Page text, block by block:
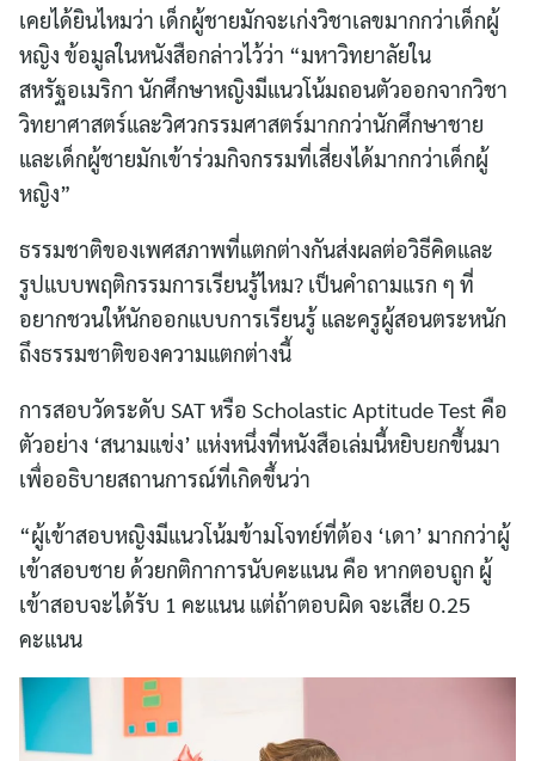
เคยได้ยินไหมว่า เด็กผู้ชายมักจะเก่งวิชาเลขมากกว่าเด็กผู้
หญิง ข้อมูลในหนังสือกล่าวไว้ว่า “มหาวิทยาลัยใน
สหรัฐอเมริกา นักศึกษาหญิงมีแนวโน้มถอนตัวออกจากวิชา
วิทยาศาสตร์และวิศวกรรมศาสตร์มากกว่านักศึกษาชาย
และเด็กผู้ชายมักเข้าร่วมกิจกรรมที่เสี่ยงได้มากกว่าเด็กผู้
หญิง”
ธรรมชาติของเพศสภาพที่แตกต่างกันส่งผลต่อวิธีคิดและ
รูปแบบพฤติกรรมการเรียนรู้ไหม? เป็นคำถามแรก ๆ ที่
อยากชวนให้นักออกแบบการเรียนรู้ และครูผู้สอนตระหนัก
ถึงธรรมชาติของความแตกต่างนี้
การสอบวัดระดับ SAT หรือ Scholastic Aptitude Test คือ
ตัวอย่าง ‘สนามแข่ง’ แห่งหนึ่งที่หนังสือเล่มนี้หยิบยกขึ้นมา
เพื่ออธิบายสถานการณ์ที่เกิดขึ้นว่า
“ผู้เข้าสอบหญิงมีแนวโน้มข้ามโจทย์ที่ต้อง ‘เดา’ มากกว่าผู้
เข้าสอบชาย ด้วยกติกาการนับคะแนน คือ หากตอบถูก ผู้
เข้าสอบจะได้รับ 1 คะแนน แต่ถ้าตอบผิด จะเสีย 0.25
คะแนน